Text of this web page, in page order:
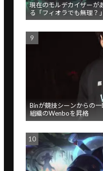
現在のモルデカイザーが
る「フィオラでも無理？」
Binが競技シーンからの
組織のWenboを昇格